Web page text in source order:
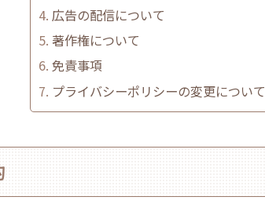
広告の配信について
著作権について
免責事項
プライバシーポリシーの変更について